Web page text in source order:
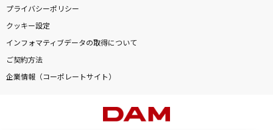
プライバシーポリシー
クッキー設定
インフォマティブデータの取得について
ご契約方法
企業情報（コーポレートサイト）